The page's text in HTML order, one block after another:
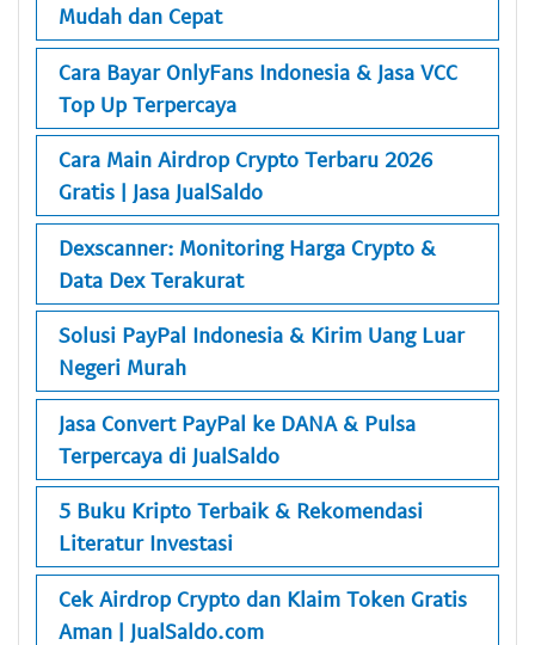
Mudah dan Cepat
Cara Bayar OnlyFans Indonesia & Jasa VCC
Top Up Terpercaya
Cara Main Airdrop Crypto Terbaru 2026
Gratis | Jasa JualSaldo
Dexscanner: Monitoring Harga Crypto &
Data Dex Terakurat
Solusi PayPal Indonesia & Kirim Uang Luar
Negeri Murah
Jasa Convert PayPal ke DANA & Pulsa
Terpercaya di JualSaldo
5 Buku Kripto Terbaik & Rekomendasi
Literatur Investasi
Cek Airdrop Crypto dan Klaim Token Gratis
Aman | JualSaldo.com